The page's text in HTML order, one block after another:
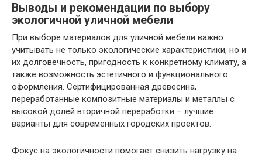
Выводы и рекомендации по выбору
экологичной уличной мебели
При выборе материалов для уличной мебели важно
учитывать не только экологические характеристики, но и
их долговечность, пригодность к конкретному климату, а
также возможность эстетичного и функционального
оформления. Сертифицированная древесина,
переработанные композитные материалы и металлы с
высокой долей вторичной переработки – лучшие
варианты для современных городских проектов.
Фокус на экологичности помогает снизить нагрузку на